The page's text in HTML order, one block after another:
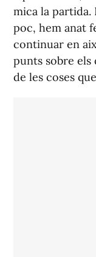
mica la partida.
poc, hem anat
continuar en
punts sobre els
de les coses